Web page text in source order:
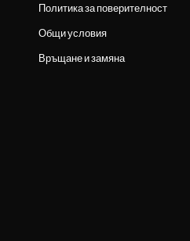
Политика за поверителност
Общи условия
Връщане и замяна